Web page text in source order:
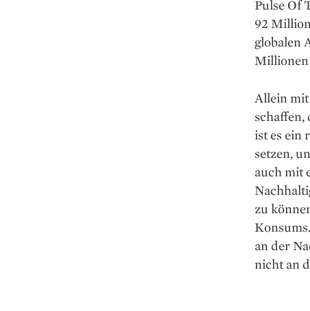
Pulse Of
92
globalen
Millionen
Allein mit
ist es ein
setzen,
auch mit
zu
an der
nicht an